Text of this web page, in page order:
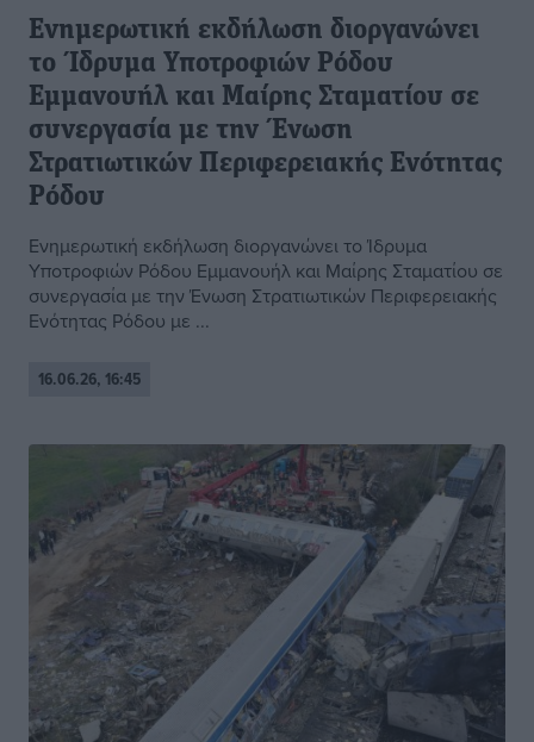
Eνημερωτική εκδήλωση διοργανώνει
το Ίδρυμα Υποτροφιών Ρόδου
Εμμανουήλ και Μαίρης Σταματίου σε
συνεργασία με την Ένωση
Στρατιωτικών Περιφερειακής Ενότητας
Ρόδου
Eνημερωτική εκδήλωση διοργανώνει το Ίδρυμα
Υποτροφιών Ρόδου Εμμανουήλ και Μαίρης Σταματίου σε
συνεργασία με την Ένωση Στρατιωτικών Περιφερειακής
Ενότητας Ρόδου με ...
16.06.26, 16:45